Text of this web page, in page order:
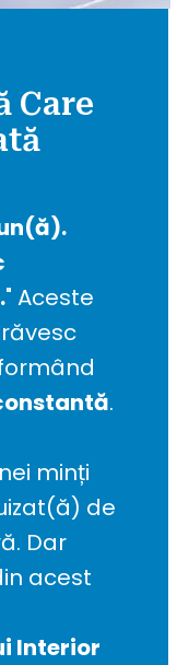
Care
" Aceste
.
minți
de
Dar
acest
Interior